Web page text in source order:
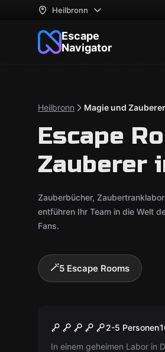
Heilbronn
Escape
Navigator
Heilbronn Magie und Zauberer
Escape
Zauberer
Zauberbücher,
entführen Ihr Team in die Welt
Fans.
🪄5 Escape Rooms
Stranger2-5 Personen
In einem geheimen Labor in